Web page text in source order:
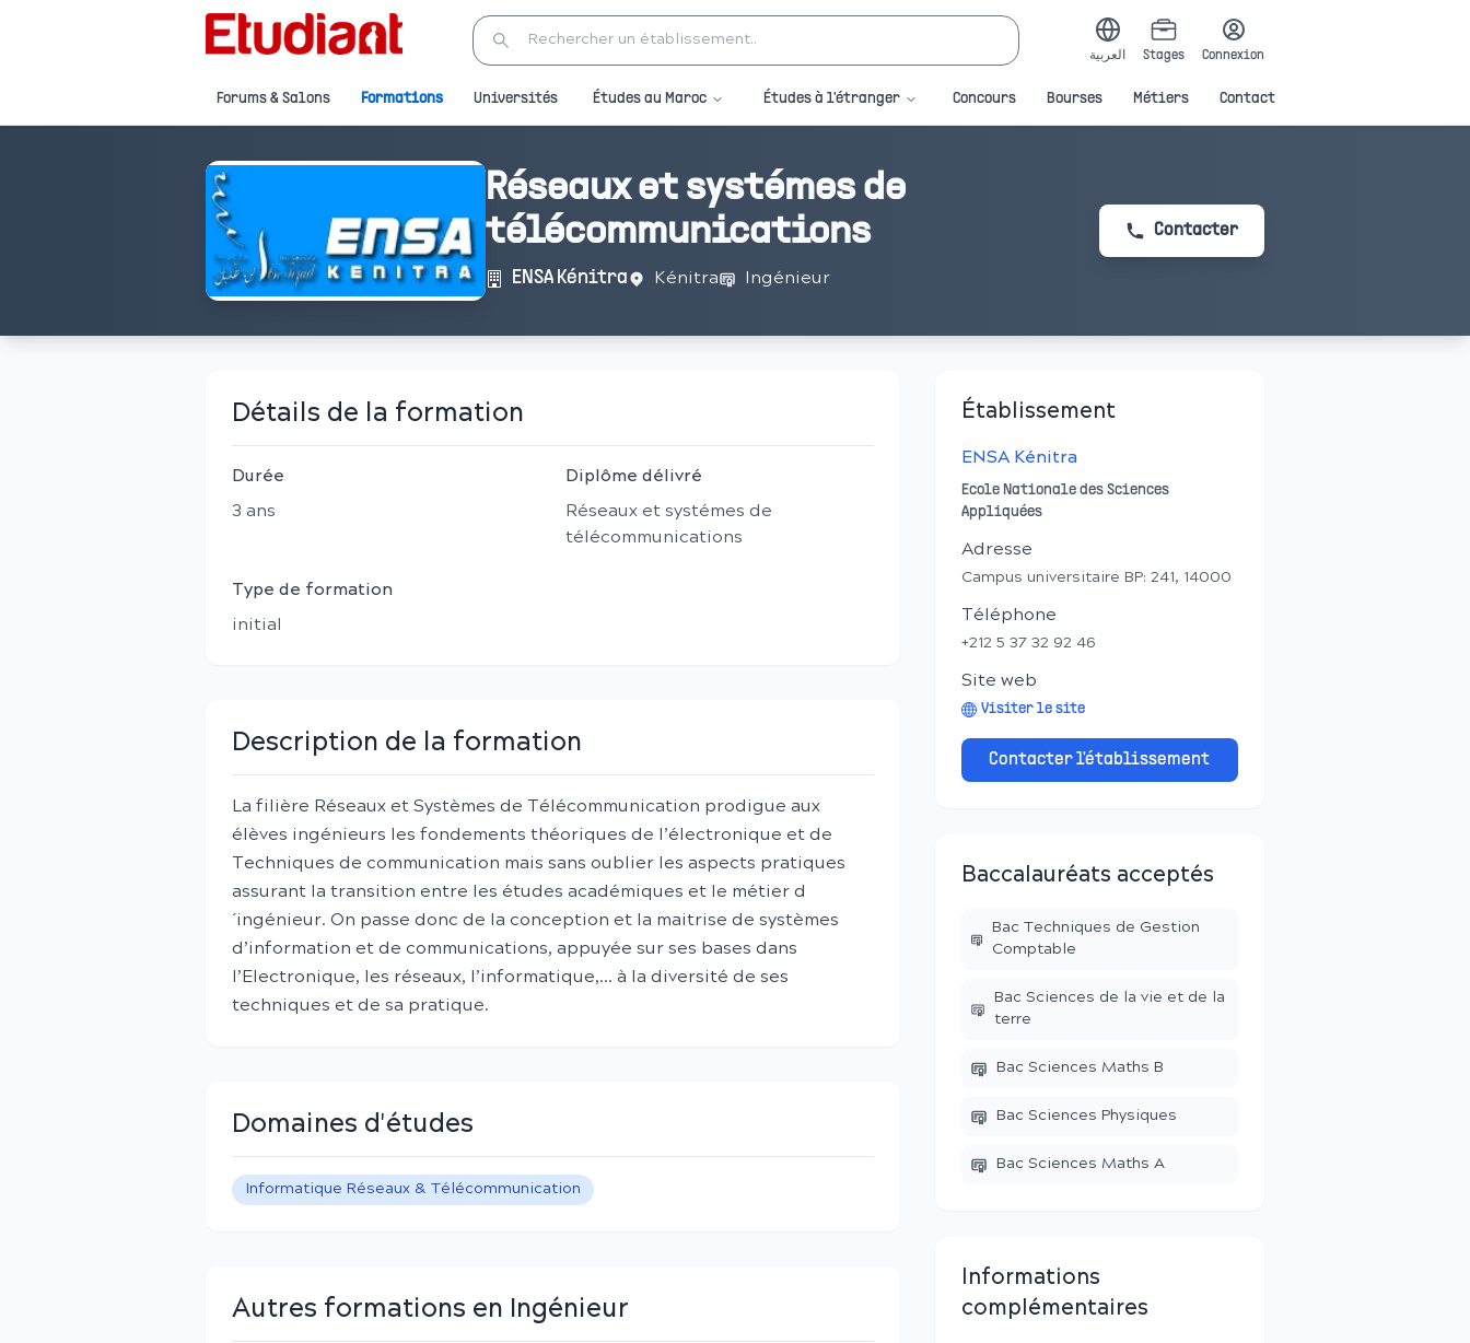
العربية Stages Connexion
Forums & Salons Formations Universités Études au Maroc Études à l'étranger Concours Bourses Métiers Contact
Réseaux et systémes de
télécommunications
ENSA Kénitra Kénitra Ingénieur
Contacter
Détails de la formation
Durée
3 ans
Diplôme délivré
Réseaux et systémes de
télécommunications
Type de formation
initial
Description de la formation
La filière Réseaux et Systèmes de Télécommunication prodigue aux
élèves ingénieurs les fondements théoriques de l’électronique et de
Techniques de communication mais sans oublier les aspects pratiques
assurant la transition entre les études académiques et le métier d
´ingénieur. On passe donc de la conception et la maitrise de systèmes
d’information et de communications, appuyée sur ses bases dans
l’Electronique, les réseaux, l’informatique,… à la diversité de ses
techniques et de sa pratique.
Domaines d'études
Informatique Réseaux & Télécommunication
Autres formations en Ingénieur
Établissement
ENSA Kénitra
Ecole Nationale des Sciences
Appliquées
Adresse
Campus universitaire BP: 241, 14000
Téléphone
+212 5 37 32 92 46
Site web
Visiter le site
Contacter l'établissement
Baccalauréats acceptés
Bac Techniques de Gestion
Comptable
Bac Sciences de la vie et de la
terre
Bac Sciences Maths B
Bac Sciences Physiques
Bac Sciences Maths A
Informations
complémentaires